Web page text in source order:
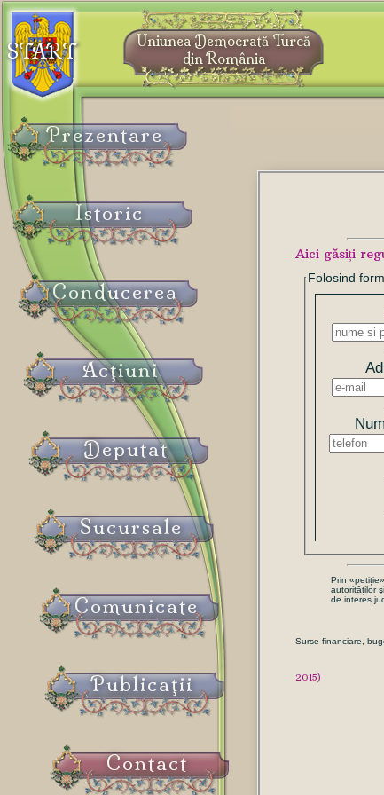
START
Prezentare
Istoric
Conducerea
Acţiuni
Deputat
Sucursale
Comunicate
Publicaţii
Contact
Uniunea Democrată Turcă
din România
Aici găsiți
Folosind
Prin
autorităților
de interes
Surse financiare,
2015)